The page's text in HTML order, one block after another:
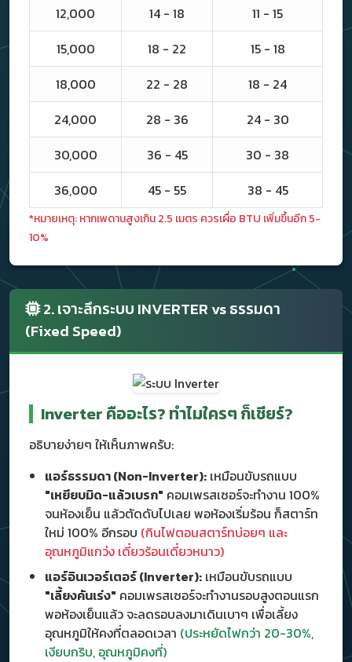
12,000
14 - 18
11 - 15
15,000
18 - 22
15 - 18
18,000
22 - 28
18 - 24
24,000
28 - 36
24 - 30
30,000
36 - 45
30 - 38
36,000
45 - 55 38 - 45
*หมายเหตุ: หากเพดานสูงเกิน 2.5 เมตร ควรเผื่อ BTU เพิ่มขึ้นอีก 5-
10%
2. เจาะลึกระบบ INVERTER vs ธรรมดา
(Fixed Speed)
Inverter คืออะไร? ทำไมใครๆ ก็เชียร์?
อธิบายง่ายๆ ให้เห็นภาพครับ:
แอร์ธรรมดา (Non-Inverter): เหมือนขับรถแบบ
"เหยียบมิด-แล้วเบรก" คอมเพรสเซอร์จะทำงาน 100%
จนห้องเย็น แล้วตัดดับไปเลย พอห้องเริ่มร้อน ก็สตาร์ท
ใหม่ 100% อีกรอบ (กินไฟตอนสตาร์ทบ่อยๆ และ
อุณหภูมิแกว่ง เดี๋ยวร้อนเดี๋ยวหนาว)
แอร์อินเวอร์เตอร์ (Inverter): เหมือนขับรถแบบ
"เลี้ยงคันเร่ง" คอมเพรสเซอร์จะทำงานรอบสูงตอนแรก
พอห้องเย็นแล้ว จะลดรอบลงมาเดินเบาๆ เพื่อเลี้ยง
อุณหภูมิให้คงที่ตลอดเวลา (ประหยัดไฟกว่า 20-30%,
เงียบกริบ, อุณหภูมิคงที่)